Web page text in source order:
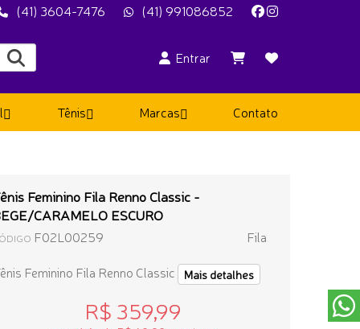
(41) 3604-7476 (41) 991086852
Entrar
Tênis Marcas Contato
Feminino Fila Renno Classic -
CARAMELO ESCURO
F02L00259
Fila
Feminino Fila Renno Classic
Mais detalhes
R$ 359,99